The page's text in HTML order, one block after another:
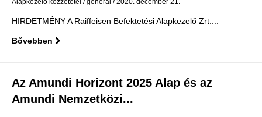
Alapkezelő közzététel general 2020. december 21.
HIRDETMÉNY A Raiffeisen Befektetési Alapkezelő Zrt....
Bővebben
Az Amundi Horizont 2025 Alap és az
Amundi Nemzetközi...